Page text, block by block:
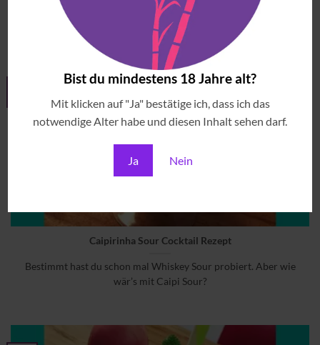
Bist du mindestens 18 Jahre alt?
Mit klicken auf "Ja" bestätige ich, dass ich das
notwendige Alter habe und diesen Inhalt sehen darf.
Ja Nein
Tiê. A Cris [...]
Caipirinha Sour Cocktail Rezept
Bestimmt hast du schon mal Whiskey Sour probiert. Aber wie
wär’s mit Caipi Sour?